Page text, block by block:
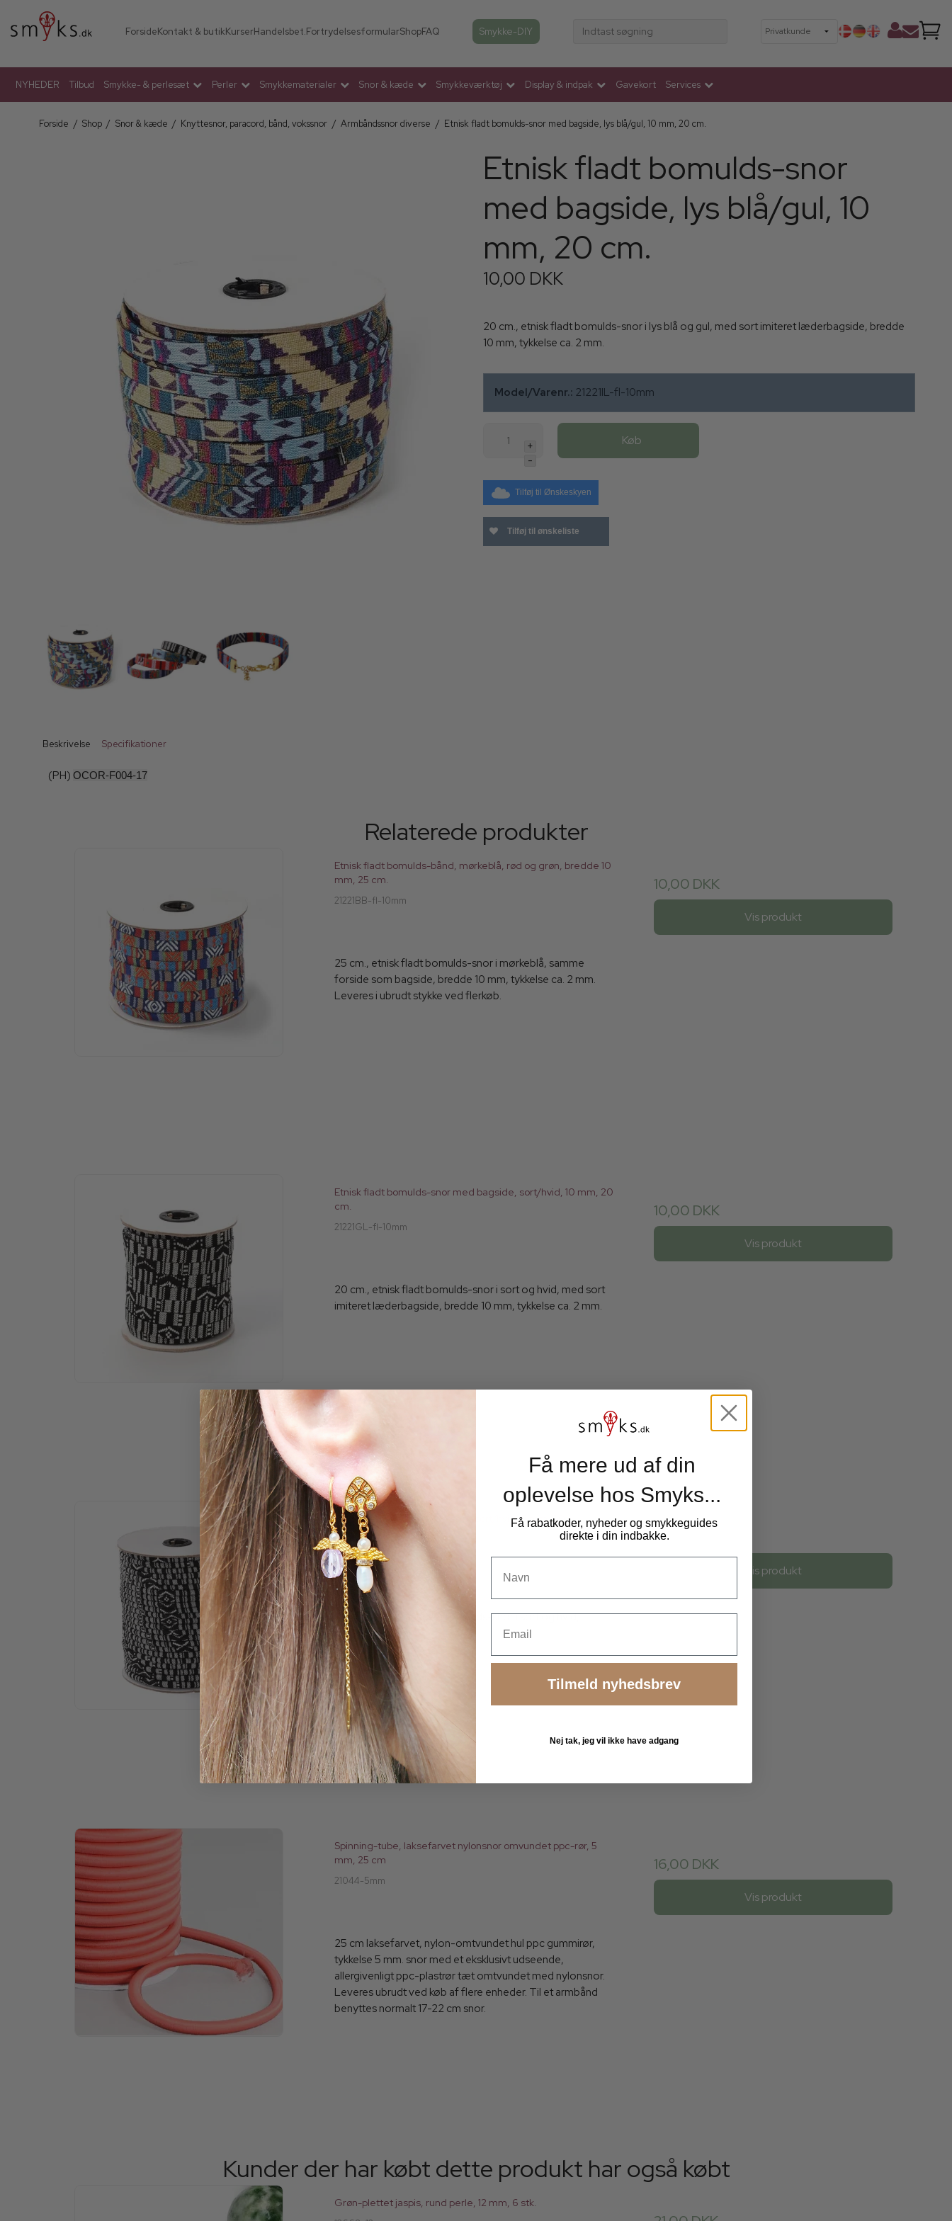
ForsideKontakt & butikKurserHandelsbet.FortrydelsesformularShopFAQ Smykke-DIY Indtast søgning
NYHEDER Tilbud Smykke- & perlesæt Perler Smykkematerialer Snor & kæde Smykkeværktøj Display & indpak Gavekort Services
Forside / Shop / Snor & kæde / Knyttesnor, paracord, bånd, vokssnor / Armbåndssnor diverse / Etnisk fladt bomulds-snor med bagside, lys blå/gul, 10 mm, 20 cm.
Etnisk fladt bomulds-snor
med bagside, lys blå/gul, 10
mm, 20 cm.
10,00 DKK
20 cm., etnisk fladt bomulds-snor i lys blå og gul, med sort imiteret læderbagside, bredde
10 mm, tykkelse ca. 2 mm.
Model/Varenr.: 21221IL-fl-10mm
+
-
Køb
Tilføj til Ønskeskyen
Tilføj til ønskeliste
Beskrivelse Specifikationer
(PH) OCOR-F004-17
Relaterede produkter
Etnisk fladt bomulds-bånd, mørkeblå, rød og grøn, bredde 10
mm, 25 cm.
21221BB-fl-10mm
25 cm., etnisk fladt bomulds-snor i mørkeblå, samme
forside som bagside, bredde 10 mm, tykkelse ca. 2 mm.
Leveres i ubrudt stykke ved flerkøb.
10,00 DKK
Vis produkt
Etnisk fladt bomulds-snor med bagside, sort/hvid, 10 mm, 20
cm.
21221GL-fl-10mm
20 cm., etnisk fladt bomulds-snor i sort og hvid, med sort
imiteret læderbagside, bredde 10 mm, tykkelse ca. 2 mm.
10,00 DKK
Vis produkt
Etnisk rundsyet bomulds-snor, sort/hvid, 6 mm, 20
cm.v.flerkøb lev. i 1 stykke
21221G-6mm
20 cm., etnisk rundsyet bomulds-snor i sort og hvid,
tykkelse ca. 6 mm.
10,00 DKK
Vis produkt
Spinning-tube, laksefarvet nylonsnor omvundet ppc-rør, 5
mm, 25 cm
21044-5mm
25 cm laksefarvet, nylon-omtvundet hul ppc gummirør,
tykkelse 5 mm. snor med et eksklusivt udseende,
allergivenligt ppc-plastrør tæt omtvundet med nylonsnor.
Leveres ubrudt ved køb af flere enheder. Til et armbånd
benyttes normalt 17-22 cm snor.
16,00 DKK
Vis produkt
Kunder der har købt dette produkt har også købt
Grøn-plettet jaspis, rund perle, 12 mm, 6 stk.
Få mere ud af din
oplevelse hos Smyks...
Få rabatkoder, nyheder og smykkeguides
direkte i din indbakke.
Tilmeld nyhedsbrev
Nej tak, jeg vil ikke have adgang